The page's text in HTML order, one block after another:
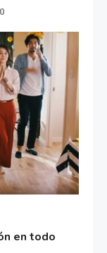
0
en todo